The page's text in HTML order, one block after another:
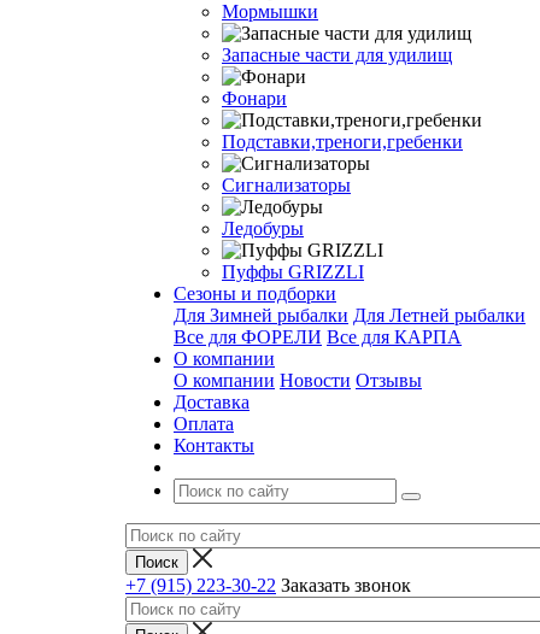
Мормышки
Запасные части для удилищ
Фонари
Подставки,треноги,гребенки
Сигнализаторы
Ледобуры
Пуффы GRIZZLI
Сезоны и подборки
Для Зимней рыбалки Для Летней рыбалки
Все для ФОРЕЛИ Все для КАРПА
О компании
О компании Новости Отзывы
Доставка
Оплата
Контакты
+7 (915) 223-30-22 Заказать звонок